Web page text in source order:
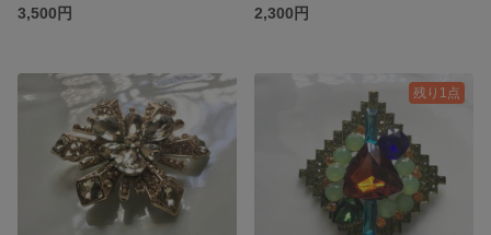
3,500円
2,300円
残り1点